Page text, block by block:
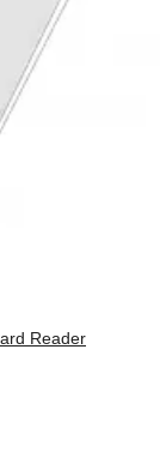
Reader